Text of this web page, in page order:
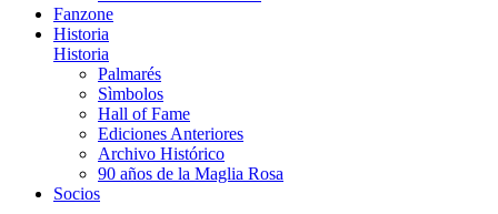
Fanzone
Historia
Historia
Palmarés
Sìmbolos
Hall of Fame
Ediciones Anteriores
Archivo Histórico
90 años de la Maglia Rosa
Socios